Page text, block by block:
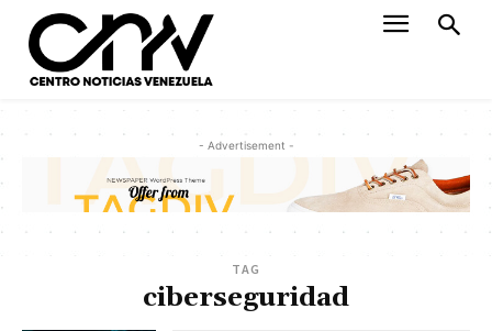
- Advertisement -
TAG
ciberseguridad